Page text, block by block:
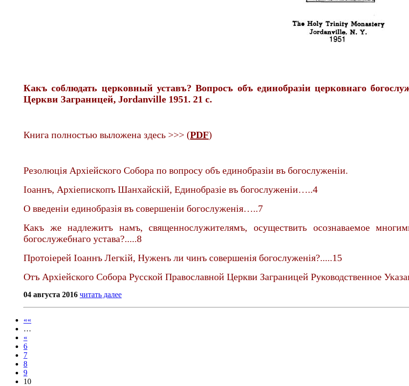
Какъ соблюдать церковный уставъ? Вопросъ объ единобразiи церковнаго
Церкви Заграницей, Jordanville 1951. 21 с.
Книга полностью выложена здесь >>> (PDF)
Резолюцiя Архiейского Собора по вопросу объ единобразiи въ богослуженiи.
Iоаннъ, Архiепископъ Шанхайскiй, Единобразiе въ богослуженiи…..4
О введенiи единобразiя въ совершенiи богослуженiя…..7
Какъ же надлежитъ намъ, священнослужителямъ, осуществить осознаваемое
богослужебнаго устава?.....8
Протоiерей Iоаннъ Легкiй, Нуженъ ли чинъ совершенiя богослуженiя?.....15
Отъ Архiейского Собора Русской Православной Церкви Заграницей Руководственное
04 августа 2016 читать далее
««
…
«
6
7
8
9
10